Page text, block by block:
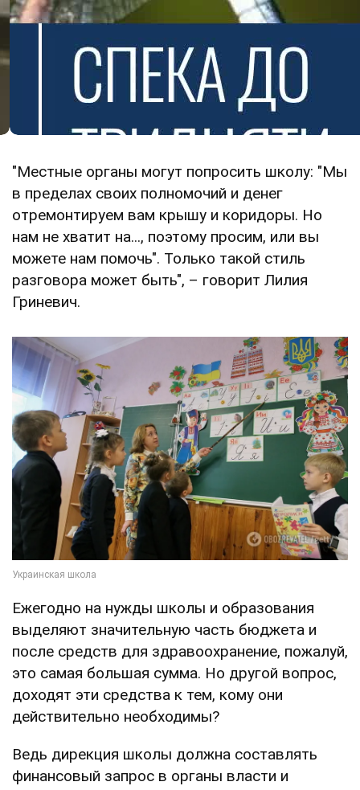
"Местные органы могут попросить школу: "Мы
в пределах своих полномочий и денег
отремонтируем вам крышу и коридоры. Но
нам не хватит на..., поэтому просим, или вы
можете нам помочь". Только такой стиль
разговора может быть", – говорит Лилия
Гриневич.
Ежегодно на нужды школы и образования
выделяют значительную часть бюджета и
после средств для здравоохранение, пожалуй,
это самая большая сумма. Но другой вопрос,
доходят эти средства к тем, кому они
действительно необходимы?
Ведь дирекция школы должна составлять
финансовый запрос в органы власти и